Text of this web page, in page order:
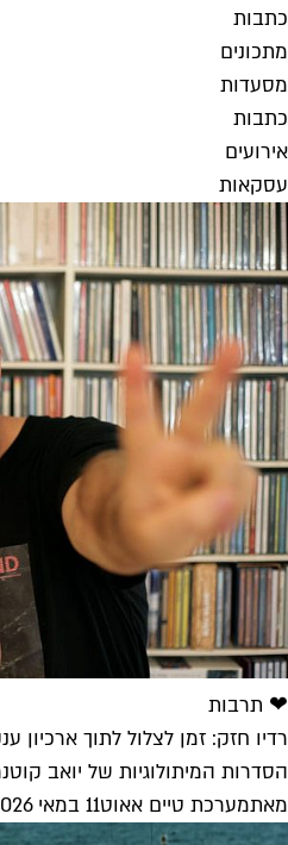
כתבות
מתכונים
מסעדות
כתבות
אירועים
עסקאות
❤ תרבות
רדיו חזק: זמן לצלול לתוך ארכיון
הסדרות המיתולוגיות של יואב
מאתמערכת טיים אאוט11 במאי 2026